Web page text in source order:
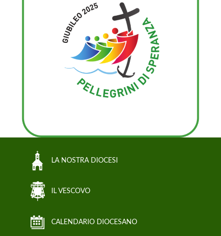
LA NOSTRA DIOCESI
IL VESCOVO
CALENDARIO DIOCESANO